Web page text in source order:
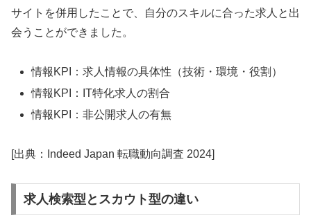
サイトを併用したことで、自分のスキルに合った求人と出
会うことができました。
情報KPI：求人情報の具体性（技術・環境・役割）
情報KPI：IT特化求人の割合
情報KPI：非公開求人の有無
[出典：Indeed Japan 転職動向調査 2024]
求人検索型とスカウト型の違い